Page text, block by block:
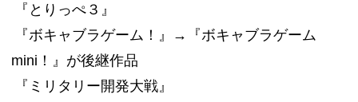
『とりっぺ３』
『ボキャブラゲーム！』→『ボキャブラゲーム
mini！』が後継作品
『ミリタリー開発大戦』